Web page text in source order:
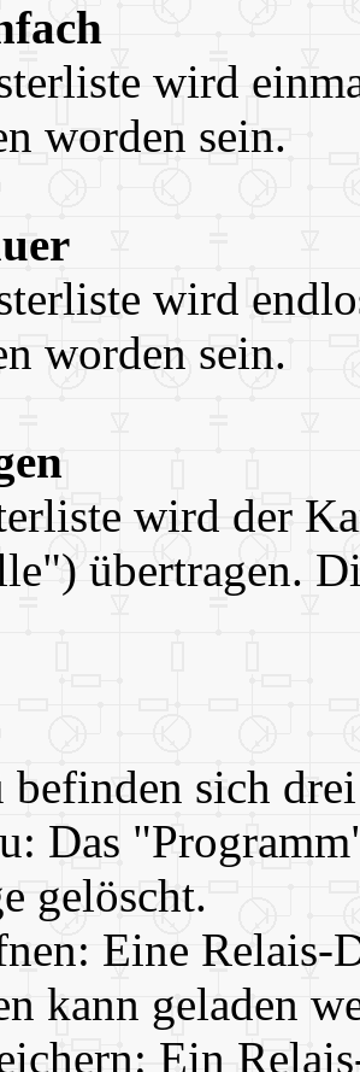
wird
worden sein.
wird
worden sein.
wird der
übertragen.
sich
Das
gelöscht.
Eine Relais-
kann geladen
Ein